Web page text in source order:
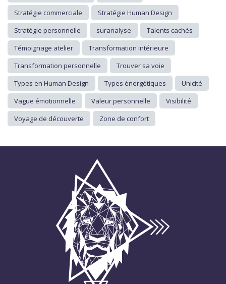
Stratégie commerciale
Stratégie Human Design
Stratégie personnelle
suranalyse
Talents cachés
Témoignage atelier
Transformation intérieure
Transformation personnelle
Trouver sa voie
Types en Human Design
Types énergétiques
Unicité
Vague émotionnelle
Valeur personnelle
Visibilité
Voyage de découverte
Zone de confort